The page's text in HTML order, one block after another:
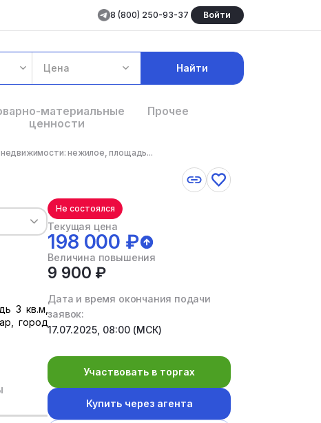
8 (800) 250-93-37 Войти
Цена Найти
материальные
ценности
Прочее
нежилое, площадь...
3 кв.м,
город
Не состоялся
Текущая цена
198 000 ₽
Величина повышения
9 900 ₽
Дата и время окончания подачи
заявок:
17.07.2025, 08:00 (МСК)
Участвовать в торгах
Купить через агента